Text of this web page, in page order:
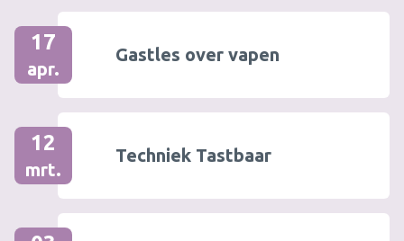
17
apr.
Gastles over vapen
12
mrt.
Techniek Tastbaar